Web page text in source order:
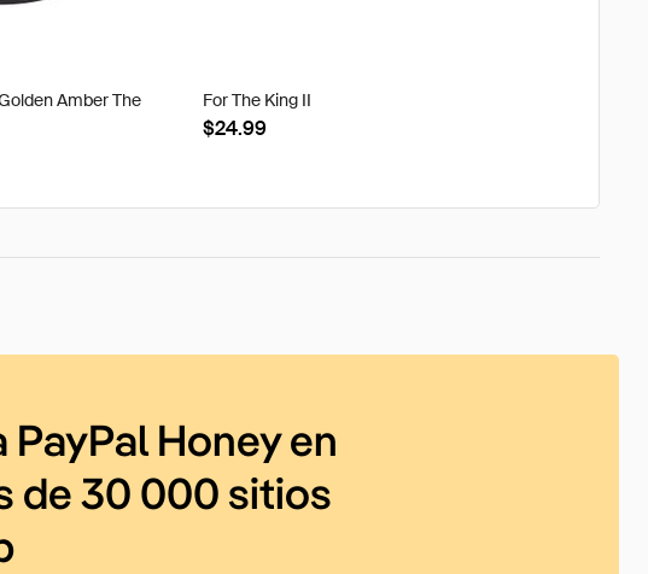
Amber The
For The King II
$24.99
PayPal Honey en
de 30 000 sitios